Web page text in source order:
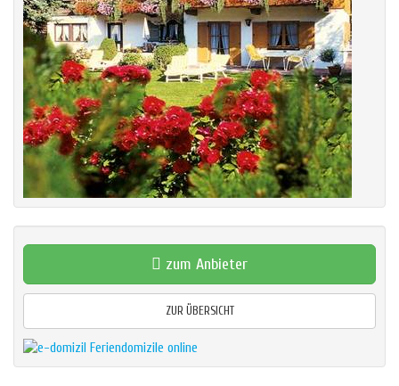
zum Anbieter
ZUR ÜBERSICHT